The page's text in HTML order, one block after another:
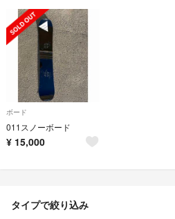
ボード
011スノーボード
¥ 15,000
タイプで絞り込み